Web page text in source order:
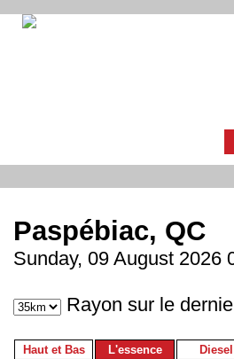
Paspébiac, QC
Sunday, 09 August 2026
Rayon sur le
Haut et Bas L'essence Diesel